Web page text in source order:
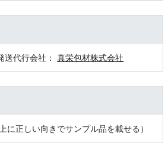
送代行会社： 真栄包材株式会社
正しい向きでサンプル品を載せる）